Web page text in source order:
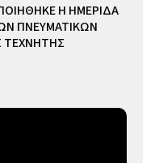
Η ΗΜΕΡΙΔΑ
ΠΝΕΥΜΑΤΙΚΩΝ
ΤΕΧΝΗΤΗΣ